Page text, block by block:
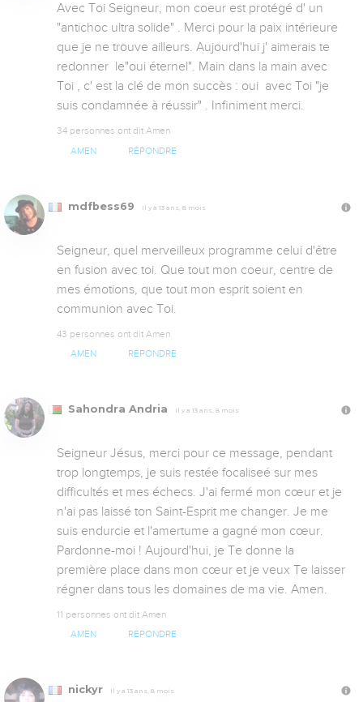
Avec Toi Seigneur, mon coeur est protégé d' un
"antichoc ultra solide" . Merci pour la paix intérieure
que je ne trouve ailleurs. Aujourd'hui j' aimerais te
redonner  le"oui éternel". Main dans la main avec
Toi , c' est la clé de mon succès : oui  avec Toi "je
suis condamnée à réussir" . Infiniment merci.
34 personnes ont dit Amen
AMEN RÉPONDRE
mdfbess69 Il y a 13 ans, 8 mois
Seigneur, quel merveilleux programme celui d'être
en fusion avec toi. Que tout mon coeur, centre de
mes émotions, que tout mon esprit soient en
communion avec Toi.
43 personnes ont dit Amen
AMEN RÉPONDRE
Sahondra Andria Il y a 13 ans, 8 mois
Seigneur Jésus, merci pour ce message, pendant
trop longtemps, je suis restée focaliseé sur mes
difficultés et mes échecs. J'ai fermé mon cœur et je
n'ai pas laissé ton Saint-Esprit me changer. Je me
suis endurcie et l'amertume a gagné mon cœur.
Pardonne-moi ! Aujourd'hui, je Te donne la
première place dans mon cœur et je veux Te laisser
régner dans tous les domaines de ma vie. Amen.
11 personnes ont dit Amen
AMEN RÉPONDRE
nickyr Il y a 13 ans, 8 mois